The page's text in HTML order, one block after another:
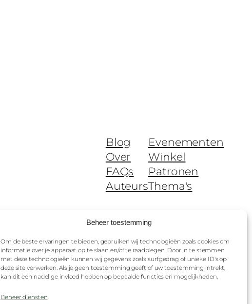
Beheer toestemming
Om de beste ervaringen te bieden, gebruiken wij technologieën zoals cookies om
informatie over je apparaat op te slaan en/of te raadplegen. Door in te stemmen
met deze technologieën kunnen wij gegevens zoals surfgedrag of unieke ID's op
deze site verwerken. Als je geen toestemming geeft of uw toestemming intrekt,
kan dit een nadelige invloed hebben op bepaalde functies en mogelijkheden.
Beheer diensten
Blog
Over
FAQs
Auteurs
Evenementen
Winkel
Patronen
Thema's
Ontworpen metWordPress